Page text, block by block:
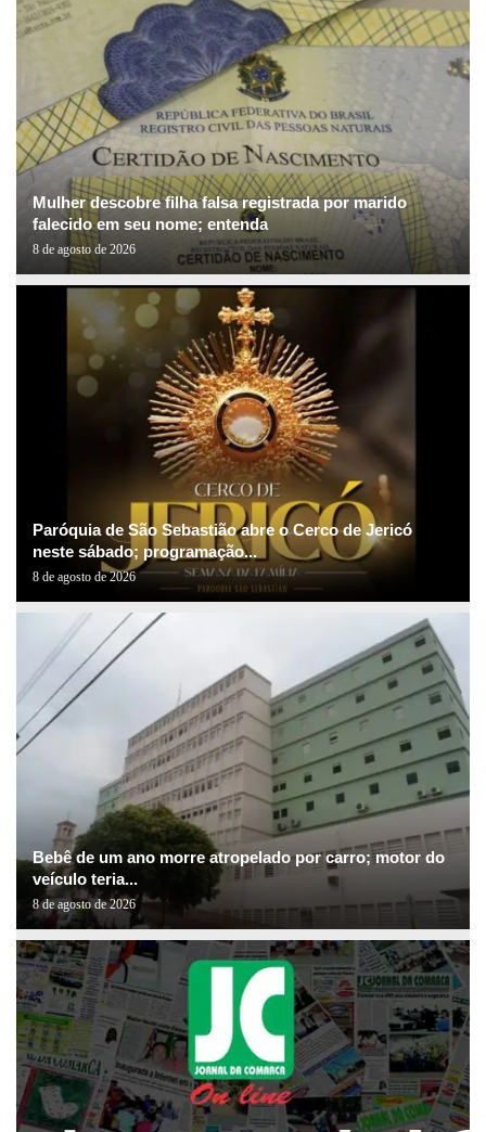
Mulher descobre filha falsa registrada por marido
falecido em seu nome; entenda
8 de agosto de 2026
Paróquia de São Sebastião abre o Cerco de Jericó
neste sábado; programação...
8 de agosto de 2026
Bebê de um ano morre atropelado por carro; motor do
veículo teria...
8 de agosto de 2026